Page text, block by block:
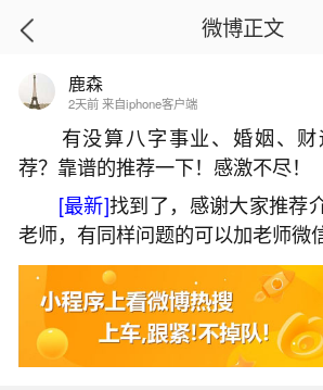
首页
算命看八字是什么意思？
2026-06-02 08:39:59
微博正文
鹿森
2天前 来自iphone客户端
有没算八字事业、婚姻、财
荐？靠谱的推荐一下！感激不尽！
[最新]找到了，感谢大家推荐
老师，有同样问题的可以加老师微